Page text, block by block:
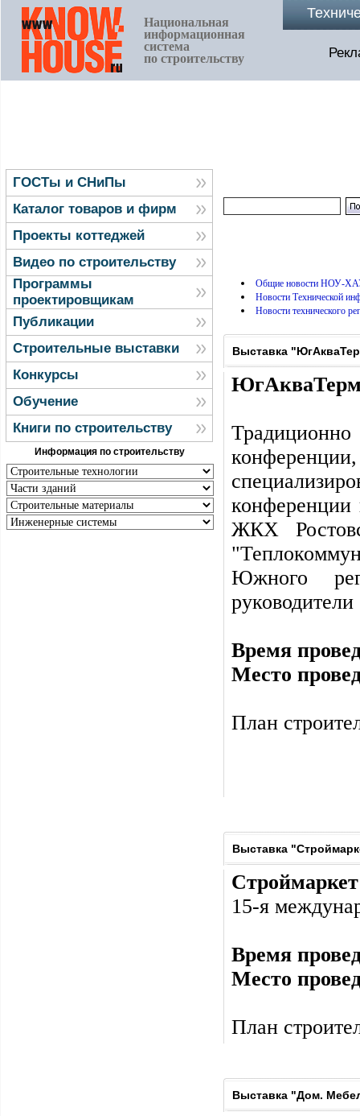
Национальная
информационная
система
по строительству
ГОСТы и СНиПы
Каталог товаров и фирм
Проекты коттеджей
Видео по строительству
Программы
проектировщикам
Публикации
Строительные выставки
Конкурсы
Обучение
Книги по строительству
Информация по строительству
Общие новости НОУ-
Новости Технической
Новости технического
Выставка
Традиционно
конференции
ЖКХ
Южного
Время
Место
План
Выставка
15-я
Время
Место
План
Выставка "Дом.